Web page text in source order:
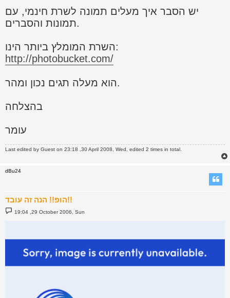
יש הסבר איך מעלים תמונה לשרת חינמי, עם
תמונות והסברים.
השרת המומלץ ביותר הינו:
http://photobucket.com/
הוא מעלה תגים נכון ומהר.
בהצלחה
עומר
Last edited by Guest on 23:18 ,30 April 2008, Wed, edited 2 times in total.
dBu24
הופ!! הנה זה עובד!!
P
o
19:04 ,29 October 2006, Sun